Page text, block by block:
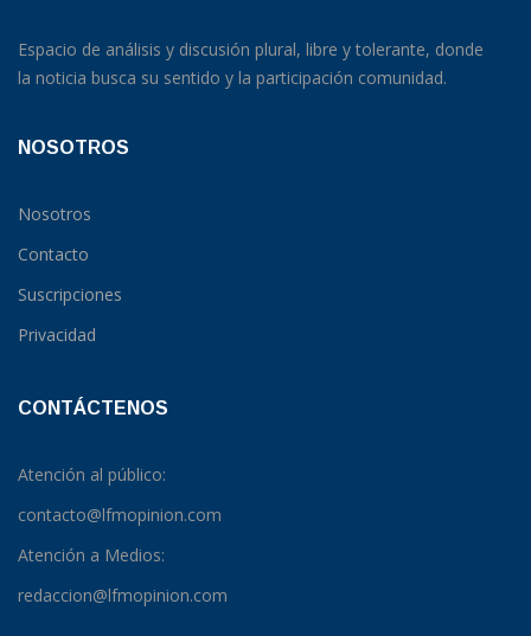
Espacio de análisis y discusión plural, libre y tolerante, donde
la noticia busca su sentido y la participación comunidad.
NOSOTROS
Nosotros
Contacto
Suscripciones
Privacidad
CONTÁCTENOS
Atención al público:
contacto@lfmopinion.com
Atención a Medios:
redaccion@lfmopinion.com